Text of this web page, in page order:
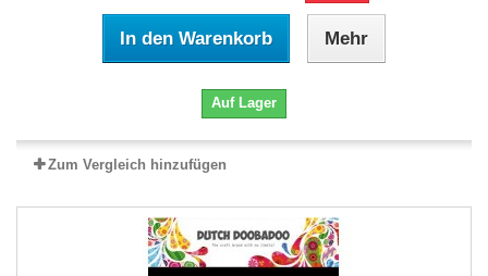
In den Warenkorb Mehr
Auf Lager
Zum Vergleich hinzufügen